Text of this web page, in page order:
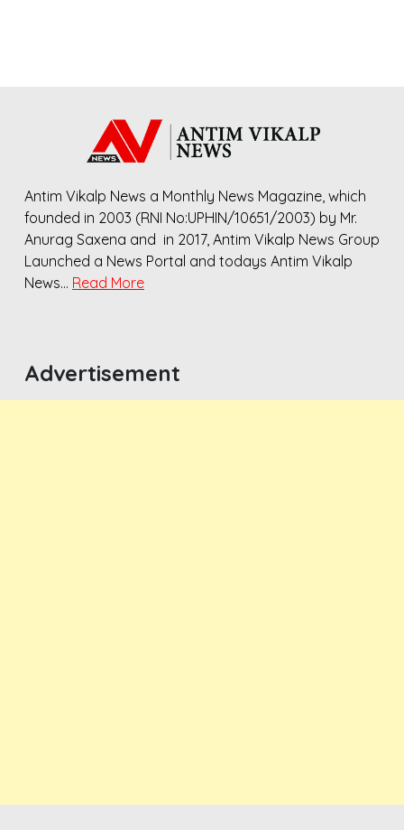
Antim Vikalp News a Monthly News Magazine, which
founded in 2003 (RNI No:UPHIN/10651/2003) by Mr.
Anurag Saxena and in 2017, Antim Vikalp News Group
Launched a News Portal and todays Antim Vikalp
News… Read More
Advertisement